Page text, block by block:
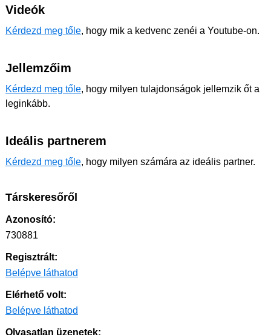
Videók
Kérdezd meg tőle, hogy mik a kedvenc zenéi a Youtube-on.
Jellemzőim
Kérdezd meg tőle, hogy milyen tulajdonságok jellemzik őt a
leginkább.
Ideális partnerem
Kérdezd meg tőle, hogy milyen számára az ideális partner.
Társkeresőről
Azonosító:
730881
Regisztrált:
Belépve láthatod
Elérhető volt:
Belépve láthatod
Olvasatlan üzenetek: